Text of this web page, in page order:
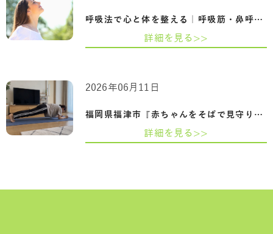
呼吸法で心と体を整える｜呼吸筋・鼻呼吸…
詳細を見る>>
福岡県福津市『赤ちゃんをそばで見守りな…
2026年06月11日
詳細を見る>>